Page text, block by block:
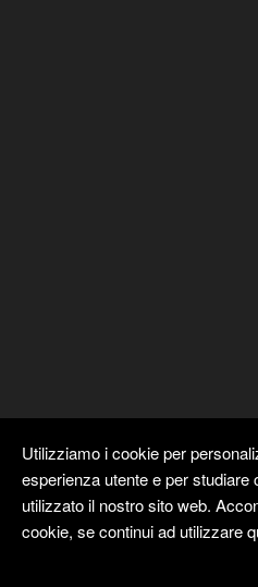
Copyright © Kyuubi Cloud
Utilizziamo i cookie per
esperienza utente e per studiare
utilizzato il nostro sito web.
cookie, se continui ad utilizzare